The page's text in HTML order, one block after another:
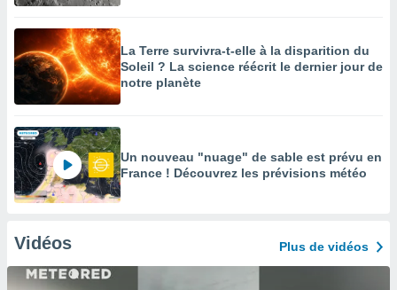
La Terre survivra-t-elle à la disparition du
Soleil ? La science réécrit le dernier jour de
notre planète
Un nouveau "nuage" de sable est prévu en
France ! Découvrez les prévisions météo
Vidéos Plus de vidéos